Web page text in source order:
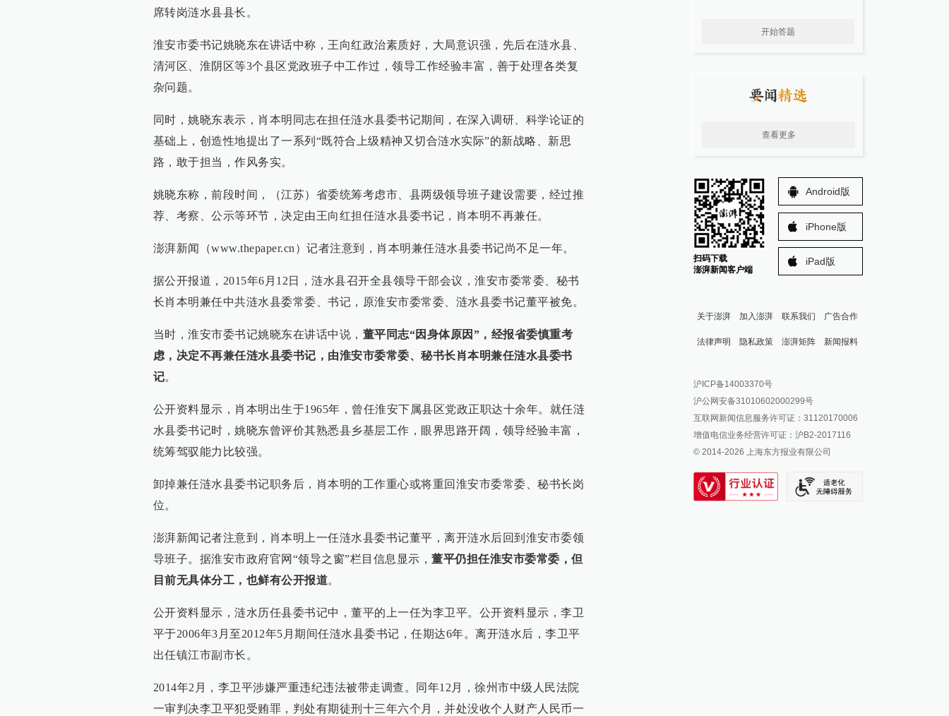
席转岗涟水县县长。
淮安市委书记姚晓东在讲话中称，王向红政治素质好，大局意识强，先后在涟水县、
清河区、淮阴区等3个县区党政班子中工作过，领导工作经验丰富，善于处理各类复
杂问题。
同时，姚晓东表示，肖本明同志在担任涟水县委书记期间，在深入调研、科学论证的
基础上，创造性地提出了一系列“既符合上级精神又切合涟水实际”的新战略、新思
路，敢于担当，作风务实。
姚晓东称，前段时间，（江苏）省委统筹考虑市、县两级领导班子建设需要，经过推
荐、考察、公示等环节，决定由王向红担任涟水县委书记，肖本明不再兼任。
澎湃新闻（www.thepaper.cn）记者注意到，肖本明兼任涟水县委书记尚不足一年。
据公开报道，2015年6月12日，涟水县召开全县领导干部会议，淮安市委常委、秘书
长肖本明兼任中共涟水县委常委、书记，原淮安市委常委、涟水县委书记董平被免。
当时，淮安市委书记姚晓东在讲话中说， 董平同志“因身体原因”，经报省委慎重考
虑，决定不再兼任涟水县委书记，由淮安市委常委、秘书长肖本明兼任涟水县委书
记。
公开资料显示，肖本明出生于1965年，曾任淮安下属县区党政正职达十余年。就任涟
水县委书记时，姚晓东曾评价其熟悉县乡基层工作，眼界思路开阔，领导经验丰富，
统筹驾驭能力比较强。
卸掉兼任涟水县委书记职务后，肖本明的工作重心或将重回淮安市委常委、秘书长岗
位。
澎湃新闻记者注意到，肖本明上一任涟水县委书记董平，离开涟水后回到淮安市委领
导班子。据淮安市政府官网“领导之窗”栏目信息显示， 董平仍担任淮安市委常委，但
目前无具体分工，也鲜有公开报道。
公开资料显示，涟水历任县委书记中，董平的上一任为李卫平。公开资料显示，李卫
平于2006年3月至2012年5月期间任涟水县委书记，任期达6年。离开涟水后，李卫平
出任镇江市副市长。
2014年2月，李卫平涉嫌严重违纪违法被带走调查。同年12月，徐州市中级人民法院
一审判决李卫平犯受贿罪，判处有期徒刑十三年六个月，并处没收个人财产人民币一
开始答题
查看更多
扫码下载
澎湃新闻客户端
Android版
iPhone版
iPad版
关于澎湃 加入澎湃 联系我们 广告合作
法律声明 隐私政策 澎湃矩阵
澎湃新闻公众号
澎湃新闻抖音号
派生万物开放平台
IP SHANGHAI
SIXTH TONE
新闻报料
报料邮箱: news@thepaper.cn
沪ICP备14003370号
沪公网安备31010602000299号
互联网新闻信息服务许可证：31120170006
增值电信业务经营许可证：沪B2-2017116
© 2014-2026 上海东方报业有限公司